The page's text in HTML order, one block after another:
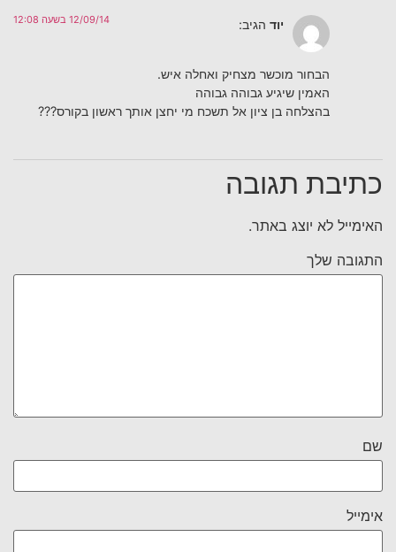
יוד הגיב: 12/09/14 בשעה 12:08
הבחור מוכשר מצחיק ואחלה איש.
האמין שיגיע גבוהה גבוהה
בהצלחה בן ציון אל תשכח מי יחצן אותך ראשון בקורס???
כתיבת תגובה
האימייל לא יוצג באתר.
התגובה שלך
שם
אימייל